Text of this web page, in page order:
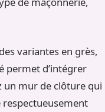
variantes en grès,
permet d’intégrer
un mur de clôture qui